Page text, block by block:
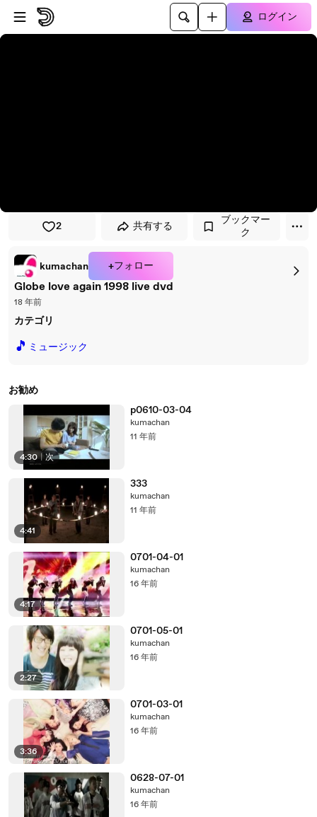
プレイヤーにスキップ
メインコンテンツにスキップ
ログイン
2 共有する
ブックマー
ク
kumachan +フォロー
Globe love again 1998 live dvd
18 年前
カテゴリ
🎵 ミュージック
お勧め
4:30 | 次
p0610-03-04
kumachan
11 年前
4:41
333
kumachan
11 年前
4:17
0701-04-01
kumachan
16 年前
2:27
0701-05-01
kumachan
16 年前
3:36
0701-03-01
kumachan
16 年前
0628-07-01
kumachan
16 年前